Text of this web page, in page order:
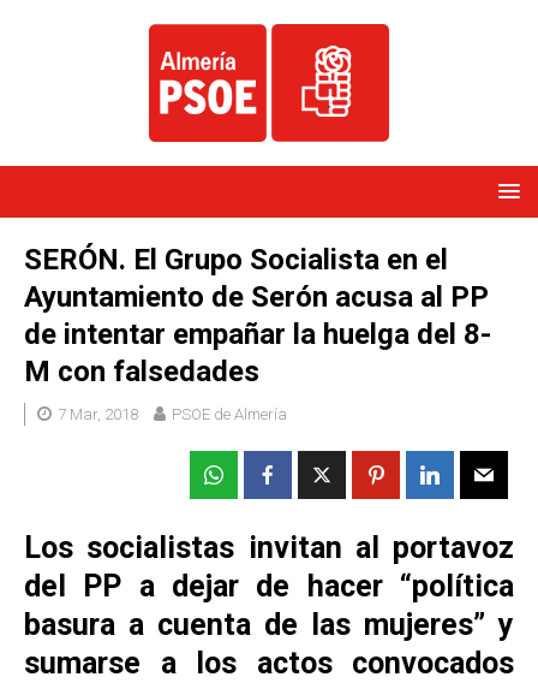
SERÓN. El Grupo Socialista en el
Ayuntamiento de Serón acusa al PP
de intentar empañar la huelga del 8-
M con falsedades
7 Mar, 2018 PSOE de Almería
Los socialistas invitan al portavoz
del PP a dejar de hacer “política
basura a cuenta de las mujeres” y
sumarse a los actos convocados